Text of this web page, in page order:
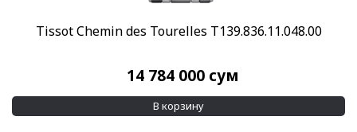
Tissot Chemin des Tourelles T139.836.11.048.00
14 784 000 сум
В корзину